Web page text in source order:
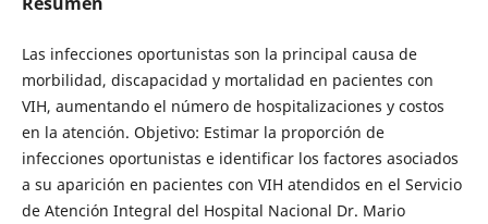
Las infecciones oportunistas son la principal causa de
morbilidad, discapacidad y mortalidad en pacientes con
VIH, aumentando el número de hospitalizaciones y costos
en la atención. Objetivo: Estimar la proporción de
infecciones oportunistas e identificar los factores asociados
a su aparición en pacientes con VIH atendidos en el Servicio
de Atención Integral del Hospital Nacional Dr. Mario